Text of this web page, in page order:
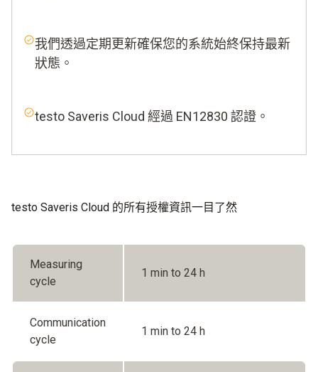
我們透過定期更新確保您的系統始終保持最新
狀態。
testo Saveris Cloud 經過 EN12830 認證。
testo Saveris Cloud 的所有授權資訊一目了然
Measuring
cycle
1 min to 24 h
Communication
cycle
1 min to 24 h